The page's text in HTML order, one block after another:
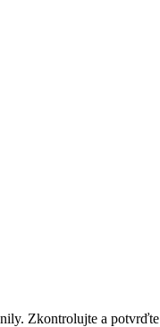
Zkontrolujte a potvrďte